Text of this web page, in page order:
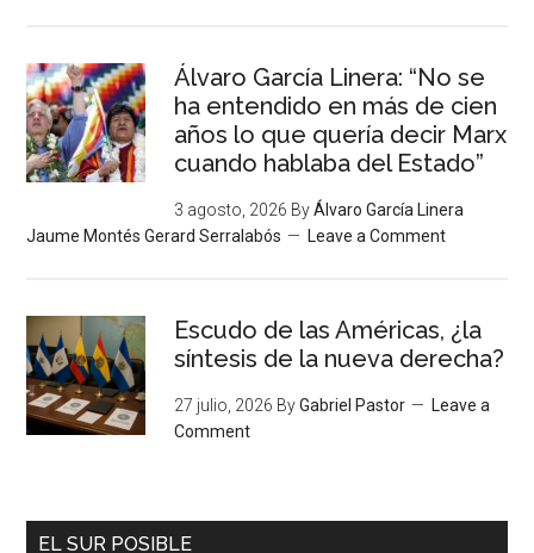
Álvaro García Linera: “No se
ha entendido en más de cien
años lo que quería decir Marx
cuando hablaba del Estado”
3 agosto, 2026 ByÁlvaro García Linera
Jaume Montés Gerard Serralabós
Leave a Comment
Escudo de las Américas, ¿la
síntesis de la nueva derecha?
27 julio, 2026 ByGabriel Pastor
Leave a
Comment
EL SUR POSIBLE